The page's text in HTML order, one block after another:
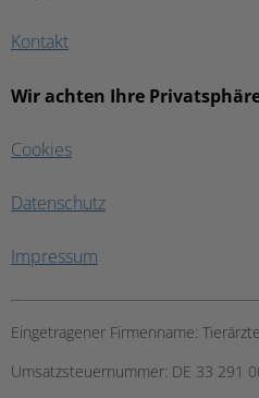
Kontakt
Wir achten Ihre
Cookies
Datenschutz
Impressum
Eingetragener Firmenname:
Umsatzsteuernummer: DE 33 291